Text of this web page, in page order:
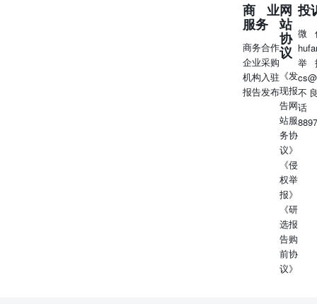
商业
服务
商务合作
企业采购
机构入驻
报告发布
网
站
协
议
《发
现报
告网
站服
务协
议》
《侵
权举
报》
《研
选报
告购
前协
议》
投
微
举
不